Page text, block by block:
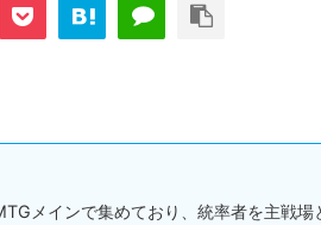
メインで集めており、統率者を主戦場